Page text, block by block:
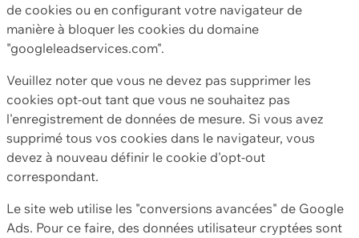
de cookies ou en configurant votre navigateur de
manière à bloquer les cookies du domaine
"googleleadservices.com".
Veuillez noter que vous ne devez pas supprimer les
cookies opt-out tant que vous ne souhaitez pas
l'enregistrement de données de mesure. Si vous avez
supprimé tous vos cookies dans le navigateur, vous
devez à nouveau définir le cookie d'opt-out
correspondant.
Le site web utilise les "conversions avancées" de Google
Ads. Pour ce faire, des données utilisateur cryptées sont